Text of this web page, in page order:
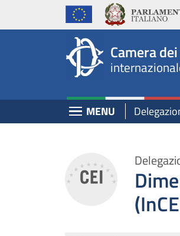
Internazionale, Camera dei
Salta al contenuto principale
Salta al menu di navigazione
Camera
MENU
Espandi
Navigazione pagine di servizio
Salta al contenuto principale
Salta al menu di navigazione
Vai a inizio pagina